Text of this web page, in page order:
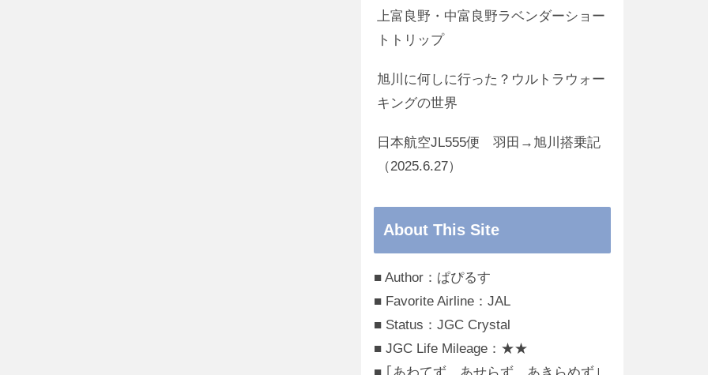
上富良野・中富良野ラベンダーショー
トトリップ
旭川に何しに行った？ウルトラウォー
キングの世界
日本航空JL555便 羽田→旭川搭乗記
（2025.6.27）
About This Site
■ Author：ぱぴるす
■ Favorite Airline：JAL
■ Status：JGC Crystal
■ JGC Life Mileage：★★
■ ｢あわてず、あせらず、あきらめず｣